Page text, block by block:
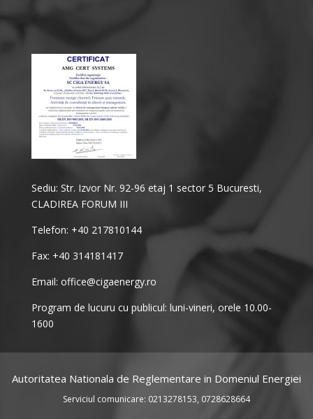
Sediu: Str. Izvor Nr. 92-96 etaj 1 sector 5 Bucuresti,
CLADIREA FORUM III
Telefon: +40 217810144
Fax: +40 314181417
Email: office@cigaenergy.ro
Program de lucuru cu publicul: luni-vineri, orele 10.00-
1600
Autoritatea Nationala de Reglementare in Domeniul Energiei
Serviciul comunicare: 0213278153, 0728628664